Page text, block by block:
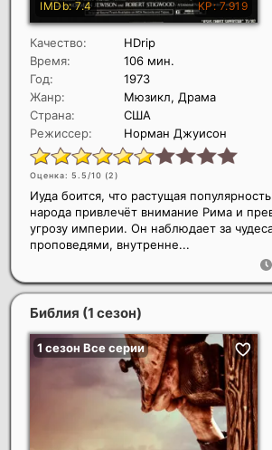
Качество:
HDrip
Время:
106 мин.
Год:
1973
Жанр:
Мюзикл, Драма
Страна:
США
Режиссер:
Норман Джуисон
Оценка: 5.5/10 (2)
Иуда боится, что растущая
народа привлечёт внимание Рима и
угрозу империи. Он наблюдает за
проповедями, внутренне...
Библия (1 сезон)